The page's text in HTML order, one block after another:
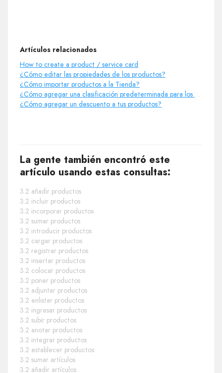
Artículos relacionados
How to create a product / service card
¿Cómo editar las propiedades de los productos?
¿Cómo importar productos a la Tienda?
¿Cómo agregar una clasificación predeterminada para los productos?
¿Cómo agregar un descuento a tus productos?
La gente también encontró este
artículo usando estas consultas:
3.2 añadir productos
3.2 incluir productos
3.2 incorporar productos
3.2 sumar productos
3.2 introducir productos
3.2 cargar productos
3.2 registrar productos
3.2 insertar productos
3.2 colocar productos
3.2 poner productos
3.2 adjuntar productos
3.2 enlistar productos
3.2 ingresar productos
3.2 subir productos
3.2 anotar productos
3.2 integrar productos
3.2 establecer productos
3.2 sumar artículos
3.2 añadir artículos